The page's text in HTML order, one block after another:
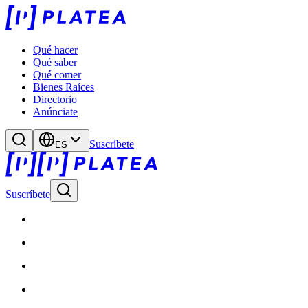
Qué hacer
Qué saber
Qué comer
Bienes Raíces
Directorio
Anúnciate
ES Suscríbete
Suscríbete